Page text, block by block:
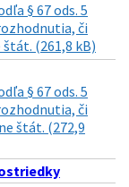
§ 67 ods. 5
či
(261,8 kB)
§ 67 ods. 5
či
štát. (272,9